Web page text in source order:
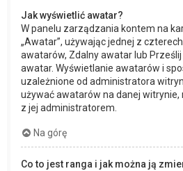
Jak wyświetlić awatar?
W panelu zarządzania kontem na
„Awatar”, używając jednej z
awatarów, Zdalny awatar lub
awatar. Wyświetlanie awatarów i
uzależnione od administratora
używać awatarów na danej witrynie,
z jej administratorem.
Na górę
Co to jest ranga i jak można ją